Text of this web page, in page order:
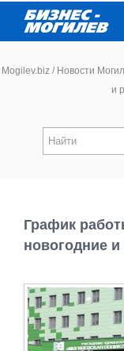
Новости
Работа
Афиша
Объявления
Mogilev.biz / Новости
и
График
новогодние